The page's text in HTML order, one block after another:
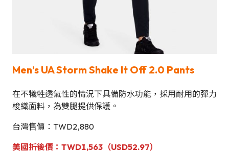
Men’s UA Storm Shake It Off 2.0 Pants
在不犧牲透氣性的情況下具備防水功能，採用耐用的彈力
梭織面料，為雙腿提供保護。
台灣售價：TWD2,880
美國 折後價 ：TWD1,563（USD52.97）